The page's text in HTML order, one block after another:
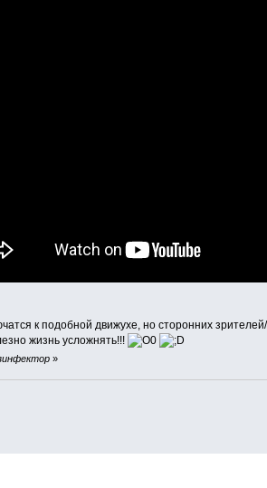
к подобной движухе, но сторонних
жизнь усложнять!!!
»